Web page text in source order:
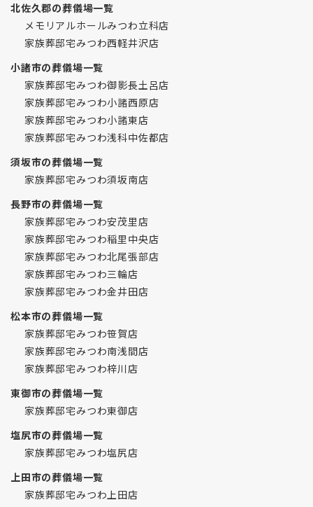
北佐久郡の葬儀場一覧
メモリアルホールみつわ立科店
家族葬邸宅みつわ西軽井沢店
小諸市の葬儀場一覧
家族葬邸宅みつわ御影長土呂店
家族葬邸宅みつわ小諸西原店
家族葬邸宅みつわ小諸東店
家族葬邸宅みつわ浅科中佐都店
須坂市の葬儀場一覧
家族葬邸宅みつわ須坂南店
長野市の葬儀場一覧
家族葬邸宅みつわ安茂里店
家族葬邸宅みつわ稲里中央店
家族葬邸宅みつわ北尾張部店
家族葬邸宅みつわ三輪店
家族葬邸宅みつわ金井田店
松本市の葬儀場一覧
家族葬邸宅みつわ笹賀店
家族葬邸宅みつわ南浅間店
家族葬邸宅みつわ梓川店
東御市の葬儀場一覧
家族葬邸宅みつわ東御店
塩尻市の葬儀場一覧
家族葬邸宅みつわ塩尻店
上田市の葬儀場一覧
家族葬邸宅みつわ上田店